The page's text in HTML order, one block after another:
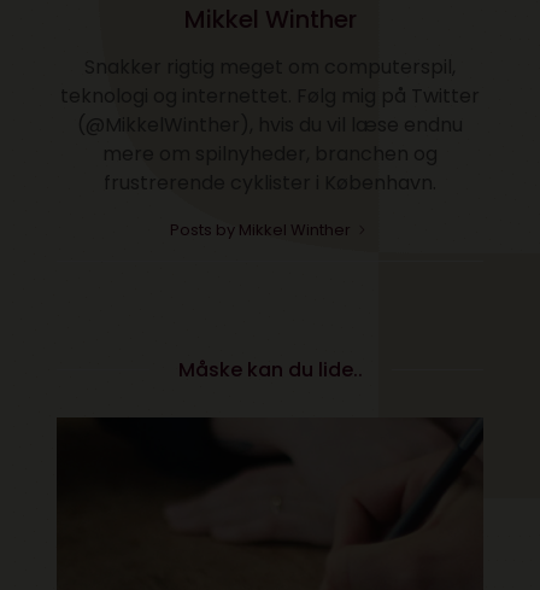
Mikkel Winther
Posts by Mikkel Winther
Måske kan du lide..